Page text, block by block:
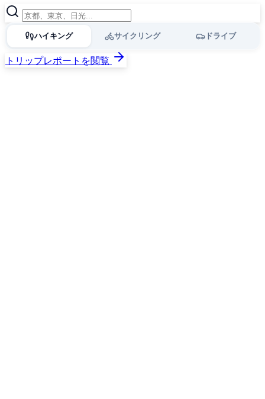
ハイキング サイクリング ドライブ
トリップレポートを閲覧